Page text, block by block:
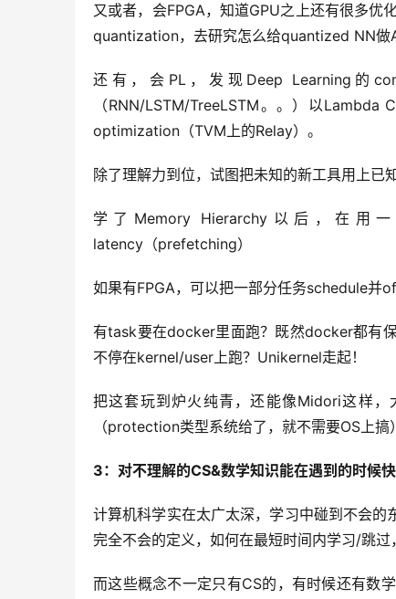
又或者，会FPGA，知道GPU之上还有很多
quantization，去研究怎么给quantized NN做
还有，会PL，发现Deep Learning的
（RNN/LSTM/TreeLSTM。。）以
optimization（TVM上的Relay）。
除了理解力到位，试图把未知的新工具用上已
学了Memory Hierarchy以后，在用
latency（prefetching）
如果有FPGA，可以把一部分任务schedule
有task要在docker里面跑？既然docker都有
不停在kernel/user上跑？Unikernel走起！
把这套玩到炉火纯青，还能像Midori这样
（protection类型系统给了，就不需要OS上搞
3：对不理解的CS&数学知识能在遇到的时候快
计算机科学实在太广太深，学习中碰到不会
完全不会的定义，如何在最短时间内学习/跳过
而这些概念不一定只有CS的，有时候还有数